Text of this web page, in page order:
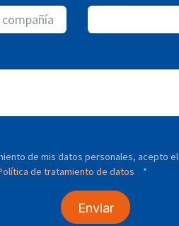
de mis datos personales, acepto el
de tratamiento de datos *
Enviar